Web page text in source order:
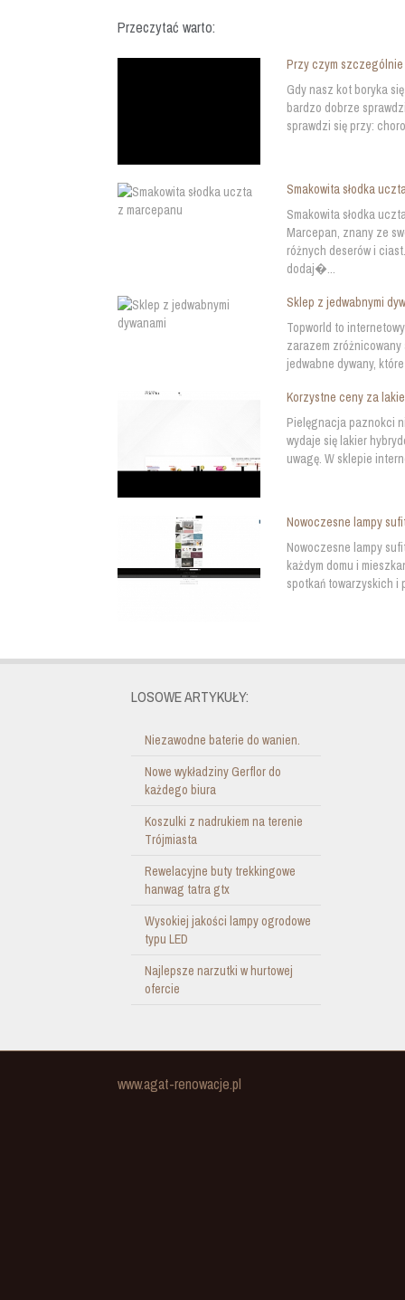
Przeczytać warto:
Przy czym
Gdy nasz kot boryka
bardzo dobrze
sprawdzi się przy:
Smakowita słodka
Smakowita słodka
Marcepan, znany ze
różnych deserów i
dodaj�...
Sklep z jedwabnymi
Topworld to
zarazem zróżnicowany
jedwabne dywany,
Korzystne ceny za
Pielęgnacja paznokci
wydaje się lakier
uwagę. W sklepie
Nowoczesne lampy
Nowoczesne lampy
każdym domu i
spotkań towarzyskich i
LOSOWE ARTYKUŁY:
Niezawodne baterie do wanien.
Nowe wykładziny Gerflor do
każdego biura
Koszulki z nadrukiem na terenie
Trójmiasta
Rewelacyjne buty trekkingowe
hanwag tatra gtx
Wysokiej jakości lampy ogrodowe
typu LED
Najlepsze narzutki w hurtowej
ofercie
www.agat-renowacje.pl